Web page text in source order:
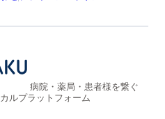
病院・薬局・患者様を繋ぐ
ルプラットフォーム